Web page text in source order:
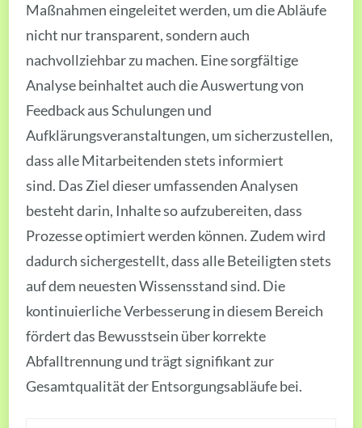
Maßnahmen eingeleitet werden, um die Abläufe
nicht nur transparent, sondern auch
nachvollziehbar zu machen. Eine sorgfältige
Analyse beinhaltet auch die Auswertung von
Feedback aus Schulungen und
Aufklärungsveranstaltungen, um sicherzustellen,
dass alle Mitarbeitenden stets informiert
sind. Das Ziel dieser umfassenden Analysen
besteht darin, Inhalte so aufzubereiten, dass
Prozesse optimiert werden können. Zudem wird
dadurch sichergestellt, dass alle Beteiligten stets
auf dem neuesten Wissensstand sind. Die
kontinuierliche Verbesserung in diesem Bereich
fördert das Bewusstsein über korrekte
Abfalltrennung und trägt signifikant zur
Gesamtqualität der Entsorgungsabläufe bei.